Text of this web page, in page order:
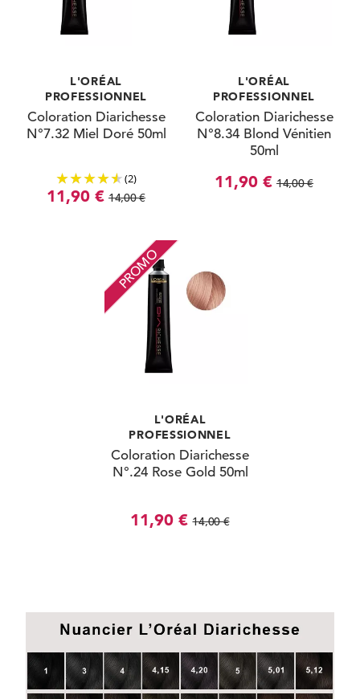
L'ORÉAL
PROFESSIONNEL
Coloration Diarichesse
N°7.32 Miel Doré 50ml
(2)
11,90 € 14,00 €
L'ORÉAL
PROFESSIONNEL
Coloration Diarichesse
N°8.34 Blond Vénitien
50ml
11,90 € 14,00 €
PROMO
L'ORÉAL
PROFESSIONNEL
Coloration Diarichesse
N°.24 Rose Gold 50ml
11,90 € 14,00 €